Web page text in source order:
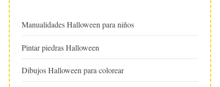
Manualidades Halloween para niños
Pintar piedras Halloween
Dibujos Halloween para colorear